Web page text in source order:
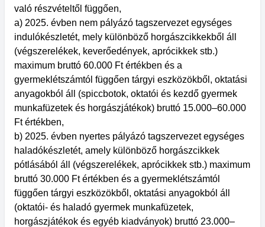
való részvételtől függően,
a) 2025. évben nem pályázó tagszervezet egységes
indulókészletét, mely különböző horgászcikkekből áll
(végszerelékek, keverőedények, aprócikkek stb.)
maximum bruttó 60.000 Ft értékben és a
gyermeklétszámtól függően tárgyi eszközökből, oktatási
anyagokból áll (spiccbotok, oktatói és kezdő gyermek
munkafüzetek és horgászjátékok) bruttó 15.000–60.000
Ft értékben,
b) 2025. évben nyertes pályázó tagszervezet egységes
haladókészletét, amely különböző horgászcikkek
pótlásából áll (végszerelékek, aprócikkek stb.) maximum
bruttó 30.000 Ft értékben és a gyermeklétszámtól
függően tárgyi eszközökből, oktatási anyagokból áll
(oktatói- és haladó gyermek munkafüzetek,
horgászjátékok és egyéb kiadványok) bruttó 23.000–